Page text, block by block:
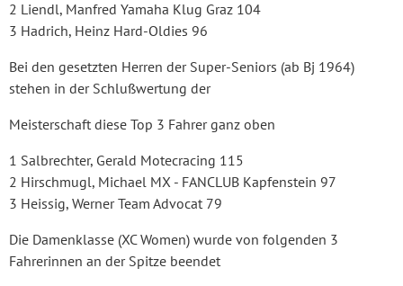
2 Liendl, Manfred Yamaha Klug Graz 104
3 Hadrich, Heinz Hard-Oldies 96
Bei den gesetzten Herren der Super-Seniors (ab Bj 1964)
stehen in der Schlußwertung der
Meisterschaft diese Top 3 Fahrer ganz oben
1 Salbrechter, Gerald Motecracing 115
2 Hirschmugl, Michael MX - FANCLUB Kapfenstein 97
3 Heissig, Werner Team Advocat 79
Die Damenklasse (XC Women) wurde von folgenden 3
Fahrerinnen an der Spitze beendet